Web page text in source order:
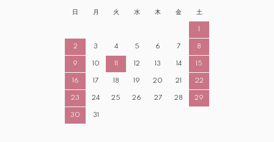
日 月 火 水 木 金 土
1
2 3 4 5 6 7 8
9 10 11 12 13 14 15
16 17 18 19 20 21 22
23 24 25 26 27 28 29
30 31